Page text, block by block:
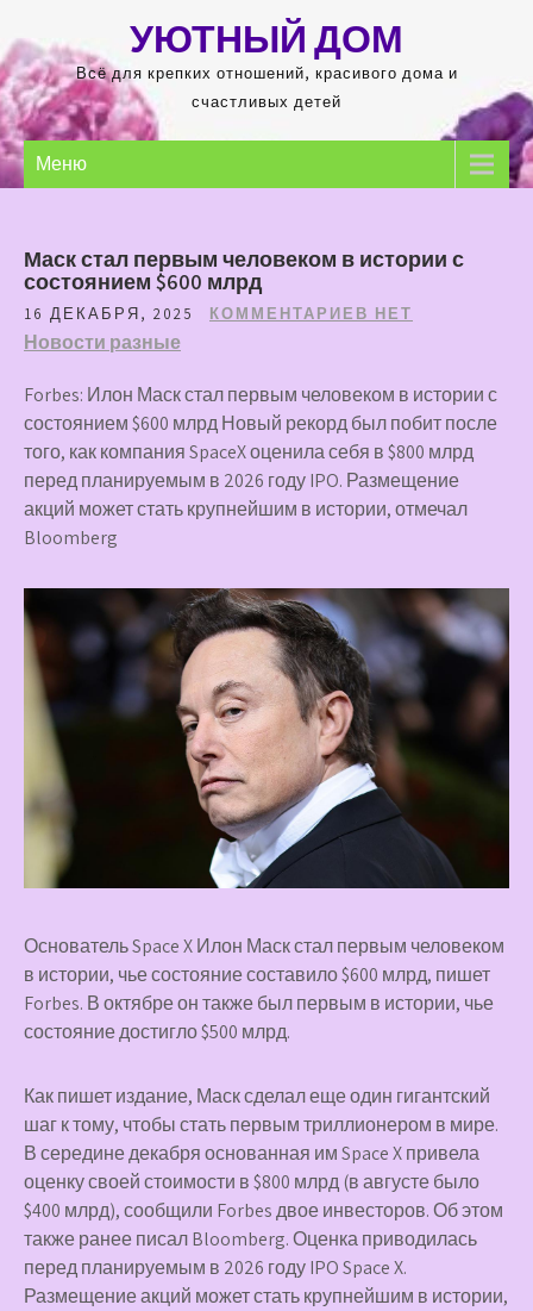
содержимому
УЮТНЫЙ ДОМ
Всё для крепких отношений, красивого дома и
счастливых детей
Меню
Маск стал первым человеком в истории с
состоянием $600 млрд
16 ДЕКАБРЯ, 2025 КОММЕНТАРИЕВ НЕТ
Новости разные
Forbes: Илон Маск стал первым человеком в истории с
состоянием $600 млрд Новый рекорд был побит после
того, как компания SpaceX оценила себя в $800 млрд
перед планируемым в 2026 году IPO. Размещение
акций может стать крупнейшим в истории, отмечал
Bloomberg
Основатель Space X Илон Маск стал первым человеком
в истории, чье состояние составило $600 млрд, пишет
Forbes. В октябре он также был первым в истории, чье
состояние достигло $500 млрд.
Как пишет издание, Маск сделал еще один гигантский
шаг к тому, чтобы стать первым триллионером в мире.
В середине декабря основанная им Space X привела
оценку своей стоимости в $800 млрд (в августе было
$400 млрд), сообщили Forbes двое инвесторов. Об этом
также ранее писал Bloomberg. Оценка приводилась
перед планируемым в 2026 году IPO Space X.
Размещение акций может стать крупнейшим в истории,